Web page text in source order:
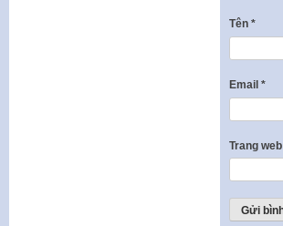
Tên *
Email *
Trang web